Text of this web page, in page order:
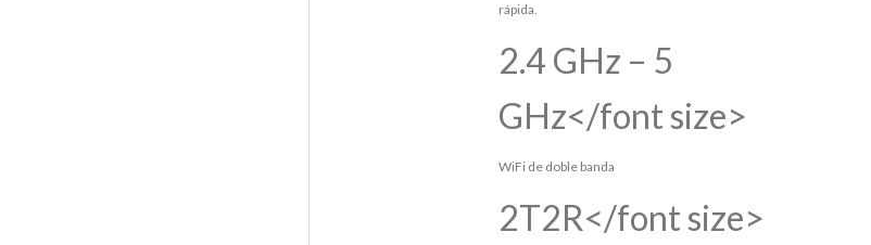
rápida.
2.4 GHz – 5
GHz</font size>
WiFi de doble banda
2T2R</font size>